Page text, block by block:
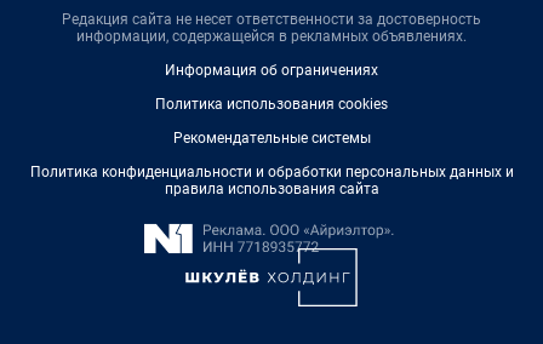
Редакция сайта не несет ответственности за достоверность
информации, содержащейся в рекламных объявлениях.
Информация об ограничениях
Политика использования cookies
Рекомендательные системы
Политика конфиденциальности и обработки персональных данных и
правила использования сайта